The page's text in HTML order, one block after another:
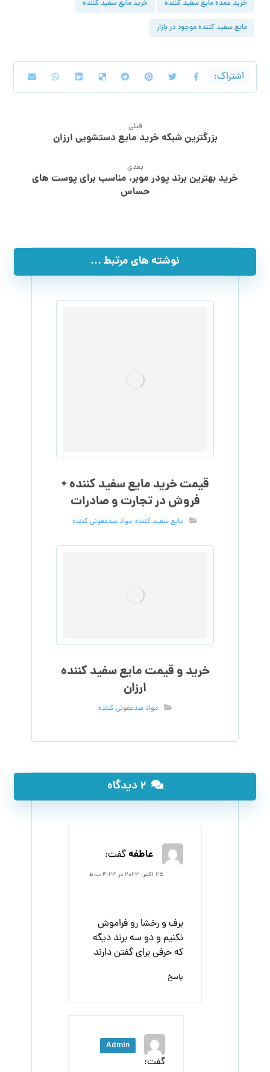
خرید عمده مایع سفید کننده خرید مایع سفید کننده
مایع سفید کننده موجود در بازار
قبلی
بزرگترین شبکه خرید مایع دستشویی ارزان
بعدی
خرید بهترین برند پودر موبر، مناسب برای پوست های
حساس
نوشته های مرتبط ...
قیمت خرید مایع سفید کننده +
فروش در تجارت و صادرات
مایع سفید کننده,مواد ضدعفونی کننده
خرید و قیمت مایع سفید کننده
ارزان
مواد ضدعفونی کننده
۲ دیدگاه
عاطفهگفت:
۲۵ اکتبر, ۲۰۲۳ در ۴:۲۴ ب.ظ
برف و رخشا رو فراموش
نکنیم و دو سه برند دیگه
که حرفی برای گفتن دارند
پاسخ
Admin
گفت: